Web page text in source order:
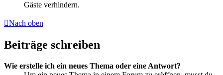
Gäste verhindern.
Nach oben
Beiträge schreiben
Wie erstelle ich ein neues Thema oder eine Antwort?